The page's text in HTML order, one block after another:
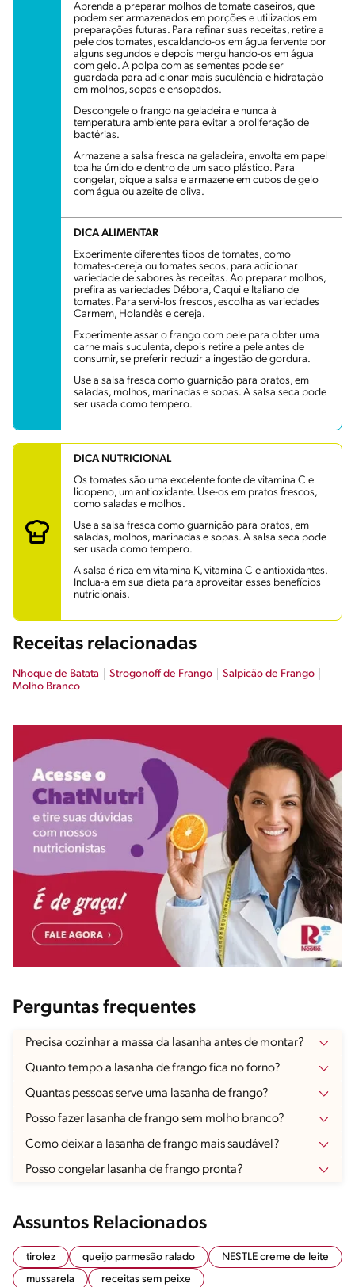
Aprenda a preparar molhos de tomate caseiros, que
podem ser armazenados em porções e utilizados em
preparações futuras. Para refinar suas receitas, retire a
pele dos tomates, escaldando-os em água fervente por
alguns segundos e depois mergulhando-os em água
com gelo. A polpa com as sementes pode ser
guardada para adicionar mais suculência e hidratação
em molhos, sopas e ensopados.
Descongele o frango na geladeira e nunca à
temperatura ambiente para evitar a proliferação de
bactérias.
Armazene a salsa fresca na geladeira, envolta em papel
toalha úmido e dentro de um saco plástico. Para
congelar, pique a salsa e armazene em cubos de gelo
com água ou azeite de oliva.
DICA ALIMENTAR
Experimente diferentes tipos de tomates, como
tomates-cereja ou tomates secos, para adicionar
variedade de sabores às receitas. Ao preparar molhos,
prefira as variedades Débora, Caqui e Italiano de
tomates. Para servi-los frescos, escolha as variedades
Carmem, Holandês e cereja.
Experimente assar o frango com pele para obter uma
carne mais suculenta, depois retire a pele antes de
consumir, se preferir reduzir a ingestão de gordura.
Use a salsa fresca como guarnição para pratos, em
saladas, molhos, marinadas e sopas. A salsa seca pode
ser usada como tempero.
DICA NUTRICIONAL
Os tomates são uma excelente fonte de vitamina C e
licopeno, um antioxidante. Use-os em pratos frescos,
como saladas e molhos.
Use a salsa fresca como guarnição para pratos, em
saladas, molhos, marinadas e sopas. A salsa seca pode
ser usada como tempero.
A salsa é rica em vitamina K, vitamina C e antioxidantes.
Inclua-a em sua dieta para aproveitar esses benefícios
nutricionais.
Receitas relacionadas
Nhoque de Batata Strogonoff de Frango
Salpicão de Frango
Molho Branco
Perguntas frequentes
Precisa cozinhar a massa da lasanha antes de montar?
Quanto tempo a lasanha de frango fica no forno?
Quantas pessoas serve uma lasanha de frango?
Posso fazer lasanha de frango sem molho branco?
Como deixar a lasanha de frango mais saudável?
Posso congelar lasanha de frango pronta?
Assuntos Relacionados
tirolez queijo parmesão ralado
NESTLE creme de leite
mussarela
receitas sem peixe